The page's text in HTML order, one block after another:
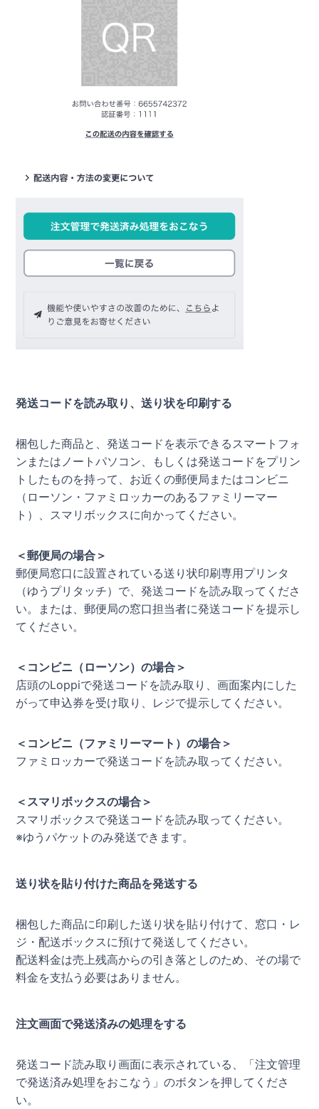
発送コードを読み取り、送り状を印刷する
梱包した商品と、発送コードを表示できるスマートフォ
ンまたはノートパソコン、もしくは発送コードをプリン
トしたものを持って、お近くの郵便局またはコンビニ
（ローソン・ファミロッカーのあるファミリーマー
ト）、スマリボックスに向かってください。
＜郵便局の場合＞
郵便局窓口に設置されている送り状印刷専用プリンタ
（ゆうプリタッチ）で、発送コードを読み取ってくださ
い。または、郵便局の窓口担当者に発送コードを提示し
てください。
＜コンビニ（ローソン）の場合＞
店頭のLoppiで発送コードを読み取り、画面案内にした
がって申込券を受け取り、レジで提示してください。
＜コンビニ（ファミリーマート）の場合＞
ファミロッカーで発送コードを読み取ってください。
＜スマリボックスの場合＞
スマリボックスで発送コードを読み取ってください。
※ゆうパケットのみ発送できます。
送り状を貼り付けた商品を発送する
梱包した商品に印刷した送り状を貼り付けて、窓口・レ
ジ・配送ボックスに預けて発送してください。
配送料金は売上残高からの引き落としのため、その場で
料金を支払う必要はありません。
注文画面で発送済みの処理をする
発送コード読み取り画面に表示されている、「注文管理
で発送済み処理をおこなう」のボタンを押してくださ
い。